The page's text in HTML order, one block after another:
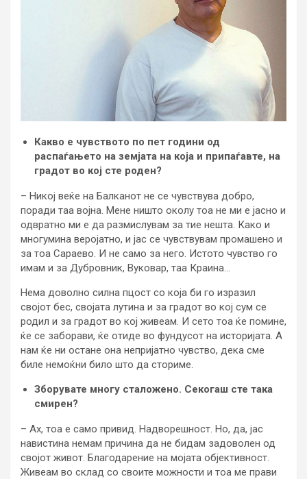
Какво е чувството по пет години од
распаѓањето на земјата на која и припаѓавте, на
градот во кој сте роден?
– Никој веќе на Балканот не се чувствува добро,
поради таа војна. Мене ништо околу тоа не ми е јасно и
одвратно ми е да размислувам за тие нешта. Како и
многумина веројатно, и јас се чувствувам промашено и
за тоа Сараево. И не само за него. Истото чувство го
имам и за Дубровник, Вуковар, таа Краина…
Нема доволно силна пцост со која би го изразил
својот бес, својата лутина и за градот во кој сум се
родил и за градот во кој живеам. И сето тоа ќе помине,
ќе се заборави, ќе отиде во фундусот на историјата. А
нам ќе ни остане она непријатно чувство, дека сме
биле немоќни било што да сториме.
Зборувате многу сталожено. Секогаш сте така
смирен?
– Ах, тоа е само привид. Надворешност. Но, да, јас
навистина немам причина да не бидам задоволен од
својот живот. Благодарение на мојата објективност.
Живеам во склад со своите можности и тоа ме прави